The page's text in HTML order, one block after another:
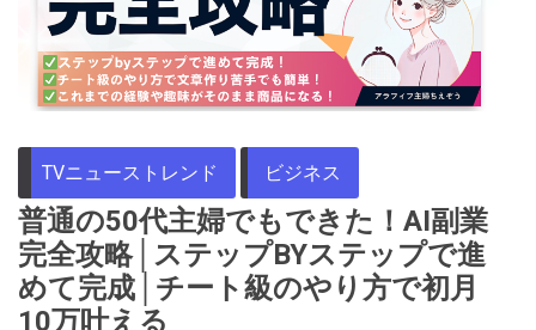
TVニューストレンド ビジネス
普通の50代主婦でもできた！AI副業
完全攻略│ステップBYステップで進
めて完成│チート級のやり方で初月
10万叶える